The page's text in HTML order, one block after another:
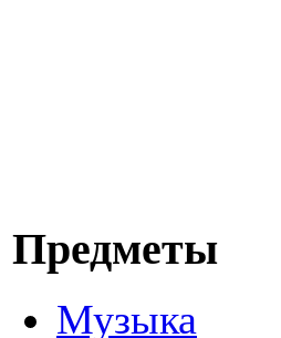
Предметы
Музыка